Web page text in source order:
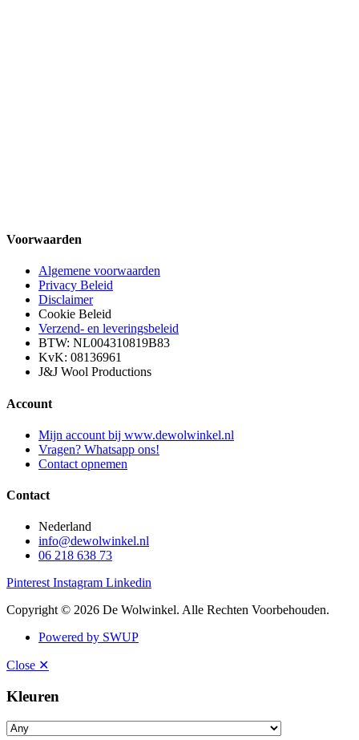
Voorwaarden
Algemene voorwaarden
Privacy Beleid
Disclaimer
Cookie Beleid
Verzend- en leveringsbeleid
BTW: NL004310819B83
KvK: 08136961
J&J Wool Productions
Account
Mijn account bij www.dewolwinkel.nl
Vragen? Whatsapp ons!
Contact opnemen
Contact
Nederland
info@dewolwinkel.nl
06 218 638 73
Pinterest Instagram Linkedin
Copyright © 2026 De Wolwinkel. Alle Rechten Voorbehouden.
Powered by SWUP
Close ✕
Kleuren